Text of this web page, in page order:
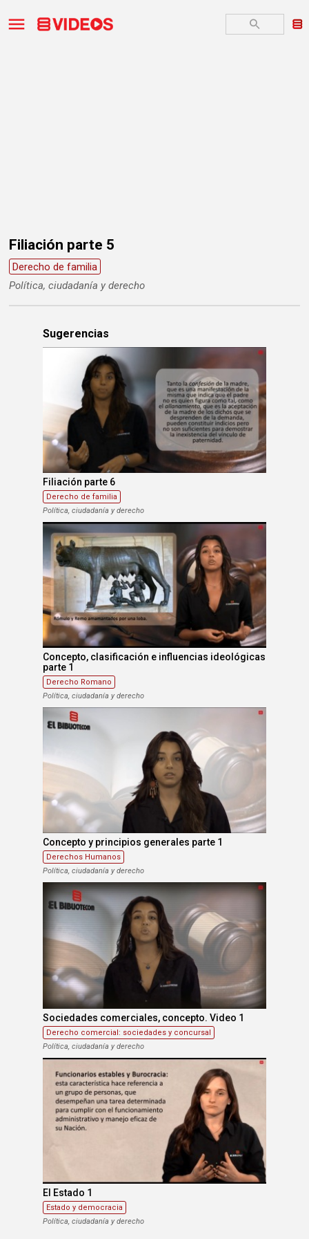
Filiación parte 5
Derecho de familia
Política, ciudadanía y derecho
Sugerencias
Filiación parte 6
Derecho de familia
Política, ciudadanía y derecho
Concepto, clasificación e influencias ideológicas
parte 1
Derecho Romano
Política, ciudadanía y derecho
Concepto y principios generales parte 1
Derechos Humanos
Política, ciudadanía y derecho
Sociedades comerciales, concepto. Video 1
Derecho comercial: sociedades y concursal
Política, ciudadanía y derecho
El Estado 1
Estado y democracia
Política, ciudadanía y derecho